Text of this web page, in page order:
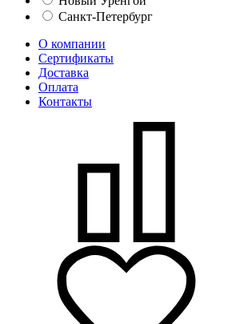
Санкт-Петербург
О компании
Сертификаты
Доставка
Оплата
Контакты